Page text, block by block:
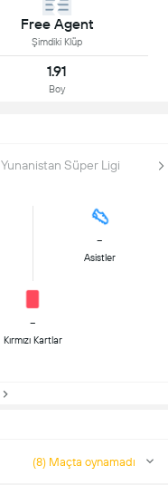
Free Agent
Şimdiki Klüp
1.91
Boy
Yunanistan Süper Ligi
-
Asistler
-
Kırmızı Kartlar
(8) Maçta oynamadı